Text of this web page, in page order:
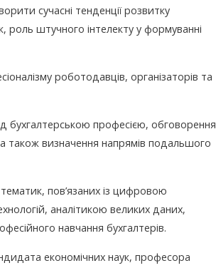
сучасні тенденції розвитку
роль штучного інтелекту у формуванні
роботодавців, організаторів та
бухгалтерською професією, обговорення
а також визначення напрямів подальшого
пов’язаних із цифровою
аналітикою великих даних,
навчання бухгалтерів.
економічних наук, професора